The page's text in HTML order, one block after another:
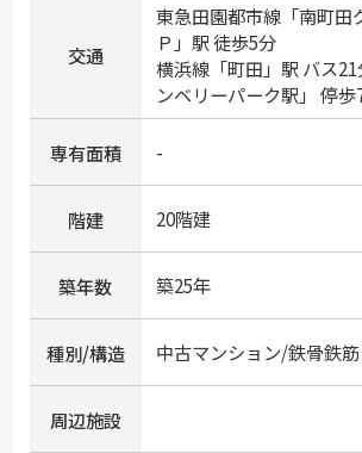
交通
東急田園都市線「南町田
Ｐ 」駅 徒歩5分
横浜線「町田 」駅 バス
ンベリーパーク駅」 停歩
専有面積 -
階建 20階建
築年数 築25年
種別/構造 中古マンション/鉄骨鉄
周辺施設